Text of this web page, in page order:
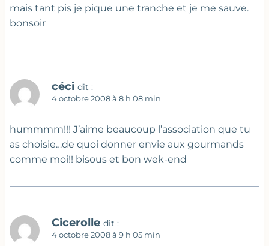
mais tant pis je pique une tranche et je me sauve.
bonsoir
céci dit :
4 octobre 2008 à 8 h 08 min
hummmm!!! J’aime beaucoup l’association que tu
as choisie…de quoi donner envie aux gourmands
comme moi!! bisous et bon wek-end
Cicerolle dit :
4 octobre 2008 à 9 h 05 min